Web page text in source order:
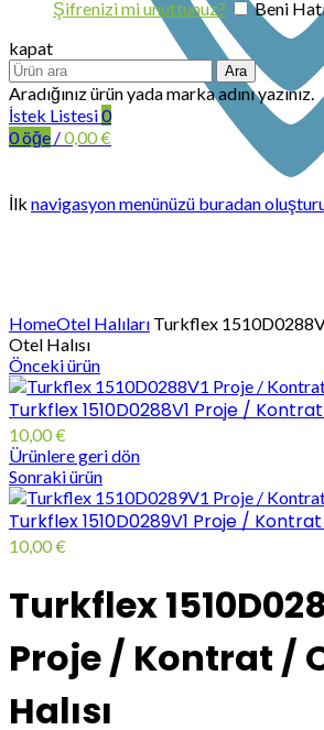
Şifrenizi mi unuttunuz?
Beni
kapat
Ara
Aradığınız ürün yada marka adını yazınız.
İstek Listesi0
0öğe /0,00€
İlk navigasyon menünüzü buradan
HomeOtel Halıları Turkflex
Otel Halısı
Önceki ürün
Turkflex 1510D0288V1 Proje /
10,00€
Ürünlere geri dön
Sonraki ürün
Turkflex 1510D0289V1 Proje / Kontrat
10,00€
Turkflex
Proje / Kontrat /
Halısı